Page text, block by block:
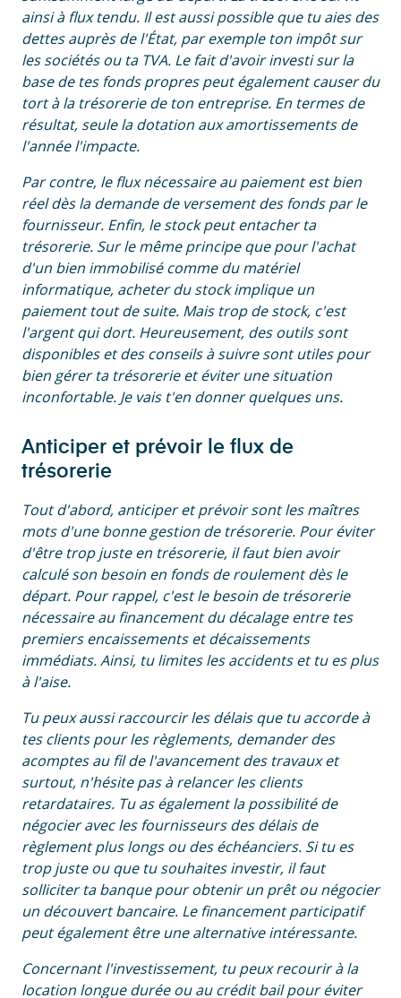
ainsi à flux tendu. Il est aussi possible que tu aies des
dettes auprès de l'État, par exemple ton impôt sur
les sociétés ou ta TVA. Le fait d'avoir investi sur la
base de tes fonds propres peut également causer du
tort à la trésorerie de ton entreprise. En termes de
résultat, seule la dotation aux amortissements de
l'année l'impacte.
Par contre, le flux nécessaire au paiement est bien
réel dès la demande de versement des fonds par le
fournisseur. Enfin, le stock peut entacher ta
trésorerie. Sur le même principe que pour l'achat
d'un bien immobilisé comme du matériel
informatique, acheter du stock implique un
paiement tout de suite. Mais trop de stock, c'est
l'argent qui dort. Heureusement, des outils sont
disponibles et des conseils à suivre sont utiles pour
bien gérer ta trésorerie et éviter une situation
inconfortable. Je vais t'en donner quelques uns.
Anticiper et prévoir le flux de
trésorerie
Tout d'abord, anticiper et prévoir sont les maîtres
mots d'une bonne gestion de trésorerie. Pour éviter
d'être trop juste en trésorerie, il faut bien avoir
calculé son besoin en fonds de roulement dès le
départ. Pour rappel, c'est le besoin de trésorerie
nécessaire au financement du décalage entre tes
premiers encaissements et décaissements
immédiats. Ainsi, tu limites les accidents et tu es plus
à l'aise.
Tu peux aussi raccourcir les délais que tu accorde à
tes clients pour les règlements, demander des
acomptes au fil de l'avancement des travaux et
surtout, n'hésite pas à relancer les clients
retardataires. Tu as également la possibilité de
négocier avec les fournisseurs des délais de
règlement plus longs ou des échéanciers. Si tu es
trop juste ou que tu souhaites investir, il faut
solliciter ta banque pour obtenir un prêt ou négocier
un découvert bancaire. Le financement participatif
peut également être une alternative intéressante.
Concernant l'investissement, tu peux recourir à la
location longue durée ou au crédit bail pour éviter